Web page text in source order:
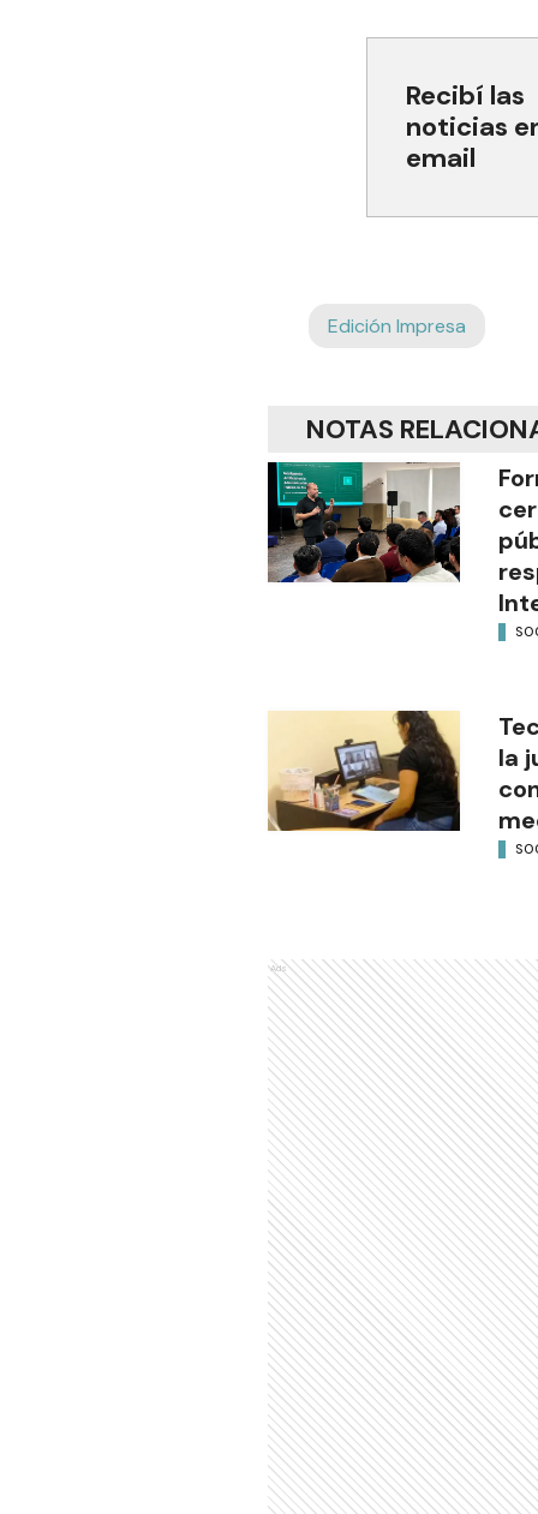
Recibí las
noticias
email
Edición Impresa
NOTAS
la
Ads